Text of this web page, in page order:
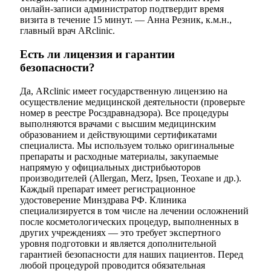
онлайн-записи администратор подтвердит время
визита в течение 15 минут. — Анна Резник, к.м.н.,
главный врач ARclinic.
Есть ли лицензия и гарантии
безопасности?
Да, ARclinic имеет государственную лицензию на
осуществление медицинской деятельности (проверьте
номер в реестре Росздравнадзора). Все процедуры
выполняются врачами с высшим медицинским
образованием и действующими сертификатами
специалиста. Мы используем только оригинальные
препараты и расходные материалы, закупаемые
напрямую у официальных дистрибьюторов
производителей (Allergan, Merz, Ipsen, Teoxane и др.).
Каждый препарат имеет регистрационное
удостоверение Минздрава РФ. Клиника
специализируется в том числе на лечении осложнений
после косметологических процедур, выполненных в
других учреждениях — это требует экспертного
уровня подготовки и является дополнительной
гарантией безопасности для наших пациентов. Перед
любой процедурой проводится обязательная